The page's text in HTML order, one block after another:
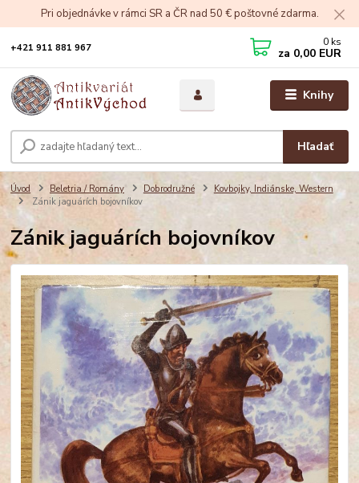
Pri objednávke v rámci SR a ČR nad 50 € poštovné zdarma.
Knihy
Hľadať
+421 911 881 967 0 ks
za 0,00 EUR
Úvod Beletria / Romány Dobrodružné
Kovbojky, Indiánske, Western
Zánik jaguárích bojovníkov
Zánik jaguárích bojovníkov